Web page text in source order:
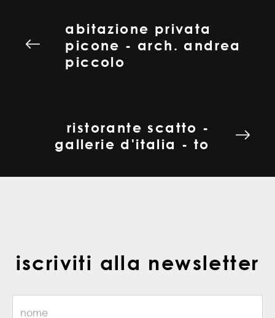
abitazione privata
picone - arch. andrea
piccolo
ristorante scatto -
gallerie d'italia - to
iscriviti alla newsletter